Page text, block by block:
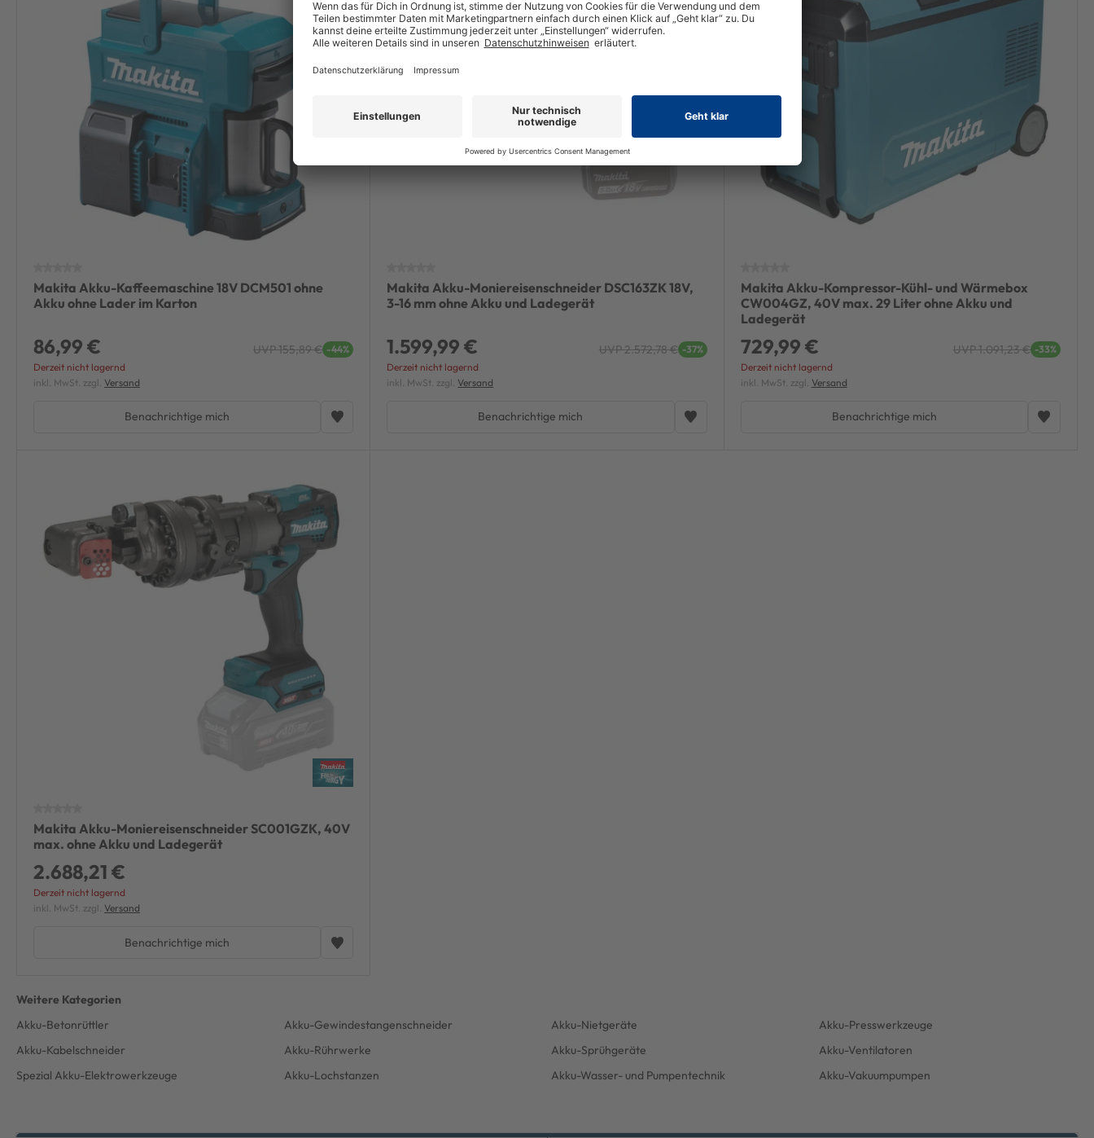
Makita Akku-Kaffeemaschine 18V DCM501 ohne
Akku ohne Lader im Karton
86,99 € UVP 155,89 € -44%
Derzeit nicht lagernd
inkl. MwSt. zzgl. Versand
Benachrichtige mich
Makita Akku-Moniereisenschneider DSC163ZK 18V,
3-16 mm ohne Akku und Ladegerät
1.599,99 € UVP 2.572,78 € -37%
Derzeit nicht lagernd
inkl. MwSt. zzgl. Versand
Benachrichtige mich
Makita Akku-Kompressor-Kühl- und Wärmebox
CW004GZ, 40V max. 29 Liter ohne Akku und
Ladegerät
729,99 € UVP 1.091,23 € -33%
Derzeit nicht lagernd
inkl. MwSt. zzgl. Versand
Benachrichtige mich
Makita Akku-Moniereisenschneider SC001GZK, 40V
max. ohne Akku und Ladegerät
2.688,21 €
Derzeit nicht lagernd
inkl. MwSt. zzgl. Versand
Benachrichtige mich
Akku-Betonrüttler Akku-Gewindestangenschneider Akku-Nietgeräte
Akku-Presswerkzeuge
Akku-Kabelschneider
Akku-Rührwerke Akku-Sprühgeräte
Akku-Ventilatoren
Spezial Akku-Elektrowerkzeuge
Akku-Lochstanzen Akku-Wasser- und Pumpentechnik Akku-Vakuumpumpen